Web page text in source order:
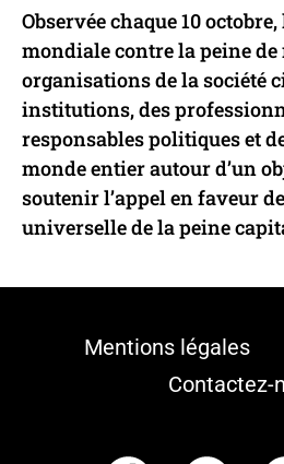
Observée chaque 10
mondiale contre la peine
organisations de la société
institutions, des
responsables politiques et
monde entier autour d’un
soutenir l’appel en faveur
universelle de la peine
Mentions légales
Contactez-